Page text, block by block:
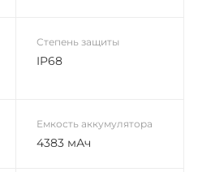
Степень защиты
IP68
Емкость аккумулятора
4383 мАч